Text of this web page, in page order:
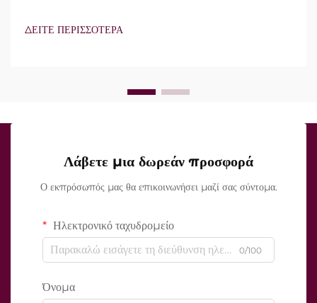
χαρακτηριστικά υπάρχουν, αλλά πώς λειτουργούν ακριβώς κατά
ΔΕΙΤΕ ΠΕΡΙΣΣΟΤΕΡΑ
Λάβετε μια δωρεάν προσφορά
Ο εκπρόσωπός μας θα επικοινωνήσει μαζί σας σύντομα.
Ηλεκτρονικό ταχυδρομείο
0/100
Όνομα